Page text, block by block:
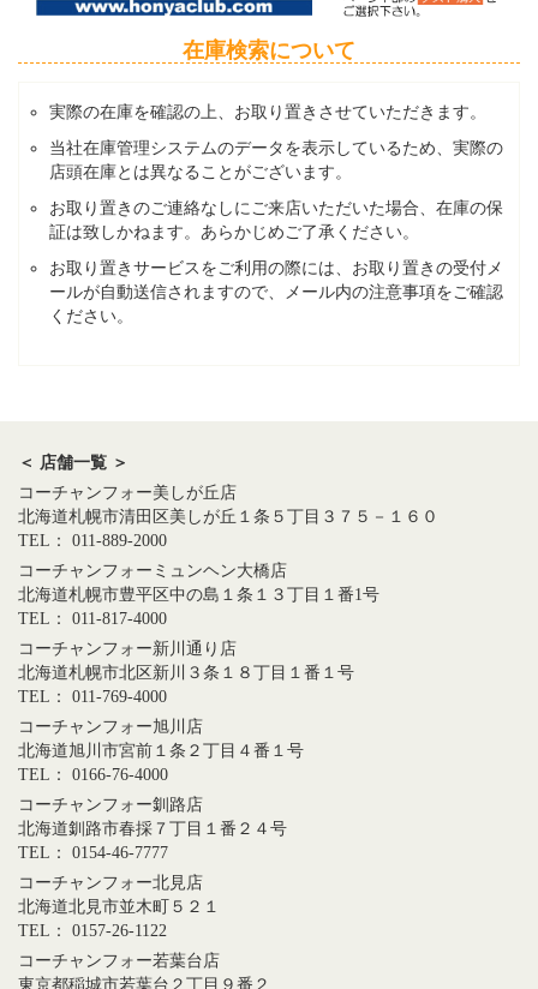
在庫検索について
実際の在庫を確認の上、お取り置きさせていただきます。
当社在庫管理システムのデータを表示しているため、実際の
店頭在庫とは異なることがございます。
お取り置きのご連絡なしにご来店いただいた場合、在庫の保
証は致しかねます。あらかじめご了承ください。
お取り置きサービスをご利用の際には、お取り置きの受付メ
ールが自動送信されますので、メール内の注意事項をご確認
ください。
＜ 店舗一覧 ＞
コーチャンフォー美しが丘店
北海道札幌市清田区美しが丘１条５丁目３７５－１６０
TEL： 011-889-2000
コーチャンフォーミュンヘン大橋店
北海道札幌市豊平区中の島１条１３丁目１番1号
TEL： 011-817-4000
コーチャンフォー新川通り店
北海道札幌市北区新川３条１８丁目１番１号
TEL： 011-769-4000
コーチャンフォー旭川店
北海道旭川市宮前１条２丁目４番１号
TEL： 0166-76-4000
コーチャンフォー釧路店
北海道釧路市春採７丁目１番２４号
TEL： 0154-46-7777
コーチャンフォー北見店
北海道北見市並木町５２１
TEL： 0157-26-1122
コーチャンフォー若葉台店
東京都稲城市若葉台２丁目９番２